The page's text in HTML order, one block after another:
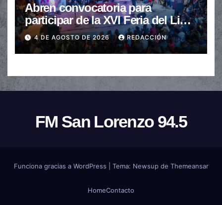
Abren convocatoria para
participar de la XVI Feria del Libro
de Salta
4 DE AGOSTO DE 2026 REDACCIÓN
FM San Lorenzo 94.5
Funciona gracias a WordPress Tema: Newsupde Themeansar
HomeContacto